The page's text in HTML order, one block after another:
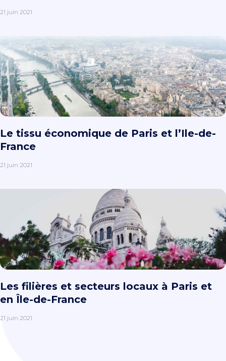
21 juin 2021
Le tissu économique de Paris et l’Ile-de-
France
21 juin 2021
Les filières et secteurs locaux à Paris et
en Île-de-France
21 juin 2021